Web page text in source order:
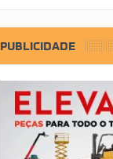
PUBLICIDADE